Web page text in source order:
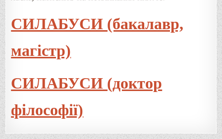
СИЛАБУСИ (бакалавр,
магістр)
СИЛАБУСИ (доктор
філософії)